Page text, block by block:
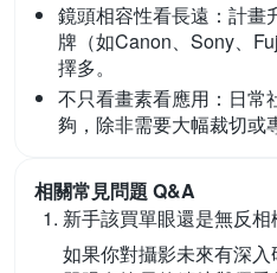
鏡頭相容性看長遠： 計畫
牌（如Canon、Sony、
擇多。
不只看畫素看應用： 日常
夠，除非需要大幅裁切或
相關常見問題 Q&A
新手該買單眼還是無反相
如果你對攝影未來有深入